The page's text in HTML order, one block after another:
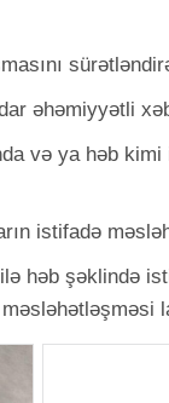
əhəmiyyətli
və ya həb
istifadə
həb şəklində